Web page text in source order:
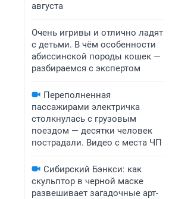
августа
Очень игривы и отлично ладят
с детьми. В чём особенности
абиссинской породы кошек —
разбираемся с экспертом
Переполненная
пассажирами электричка
столкнулась с грузовым
поездом — десятки человек
пострадали. Видео с места ЧП
Сибирский Бэнкси: как
скульптор в черной маске
развешивает загадочные арт-